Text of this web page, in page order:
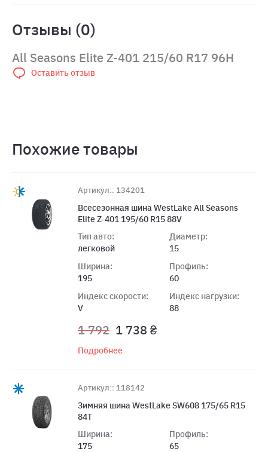
Отзывы (0)
All Seasons Elite Z-401 215/60 R17 96H
Оставить отзыв
Похожие товары
Артикул:: 134201
Всесезонная шина WestLake All Seasons
Elite Z-401 195/60 R15 88V
Тип авто:
легковой
Ширина:
195
Индекс скорости:
V
Диаметр:
15
Профиль:
60
Индекс нагрузки:
88
1 792 1 738 ₴
Подробнее
Артикул:: 118142
Зимняя шина WestLake SW608 175/65 R15
84T
Ширина:
175
Профиль:
65